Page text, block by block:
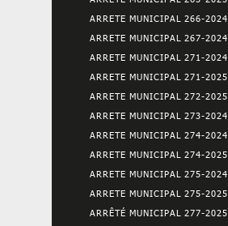
ARRETE MUNICIPAL 266-2024
ARRETE MUNICIPAL 267-2024
ARRETE MUNICIPAL 271-2024
ARRETE MUNICIPAL 271-2025
ARRETE MUNICIPAL 272-2025
ARRETE MUNICIPAL 273-2024
ARRETE MUNICIPAL 274-2024
ARRETE MUNICIPAL 274-2025
ARRETE MUNICIPAL 275-2024
ARRETE MUNICIPAL 275-2025
ARRÊTÉ MUNICIPAL 277-2025